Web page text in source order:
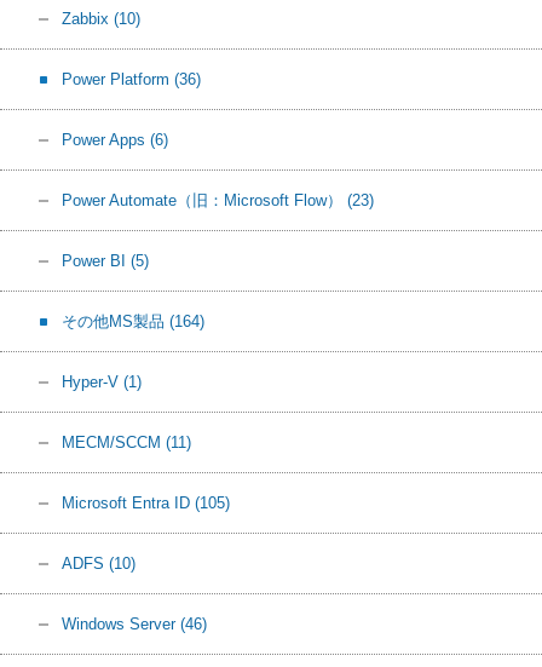
Zabbix (10)
Power Platform (36)
Power Apps (6)
Power Automate（旧：Microsoft Flow） (23)
Power BI (5)
その他MS製品 (164)
Hyper-V (1)
MECM/SCCM (11)
Microsoft Entra ID (105)
ADFS (10)
Windows Server (46)